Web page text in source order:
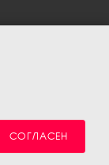
СОГЛАСЕН